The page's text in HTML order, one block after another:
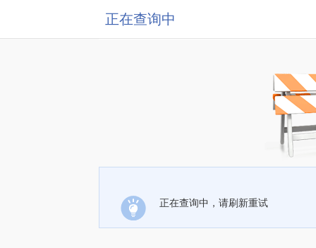
正在查询中
正在查询中，请刷新重试